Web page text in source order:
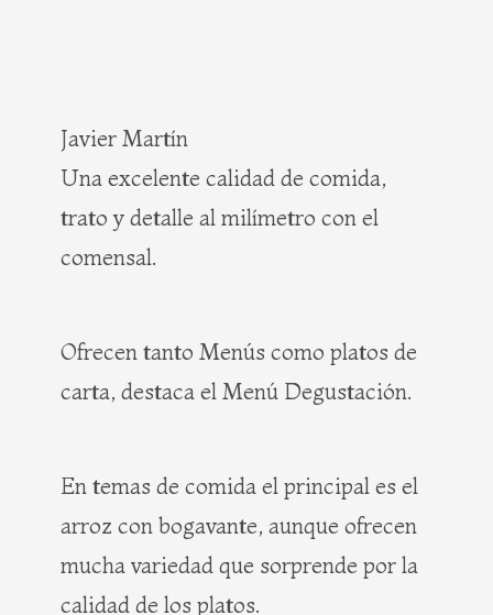
Javier Martín
Una excelente calidad de comida,
trato y detalle al milímetro con el
comensal.
Ofrecen tanto Menús como platos de
carta, destaca el Menú Degustación.
En temas de comida el principal es el
arroz con bogavante, aunque ofrecen
mucha variedad que sorprende por la
calidad de los platos.